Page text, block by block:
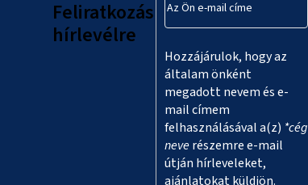
Feliratkozás
hírlevélre
Hozzájárulok, hogy az
általam önként
megadott nevem és e-
mail címem
felhasználásával a(z) *cég
neverészemre e-mail
útján hírleveleket,
ajánlatokat küldjön.